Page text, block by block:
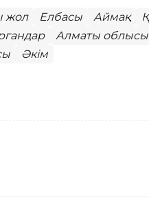
жол Елбасы Аймақ
Алматы облысы
Әкім